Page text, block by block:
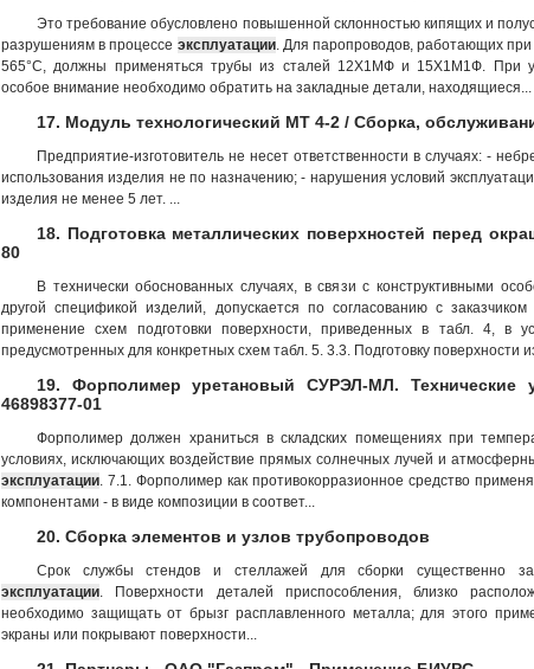
Это требование обусловлено повышенной склонностью кипящих и
разрушениям в процессе эксплуатации. Для паропроводов, работающих
565°С, должны применяться трубы из сталей 12X1МФ и 15Х1М1Ф. При
особое внимание необходимо обратить на закладные детали, находящиеся...
17. Модуль технологический МТ 4-2 / Сборка,
Предприятие-изготовитель не несет ответственности в случаях: -
использования изделия не по назначению; - нарушения условий
изделия не менее 5 лет. ...
18. Подготовка металлических поверхностей перед
80
В технически обоснованных случаях, в связи с конструктивными
другой спецификой изделий, допускается по согласованию с
применение схем подготовки поверхности, приведенных в табл. 4, в
предусмотренных для конкретных схем табл. 5. 3.3. Подготовку поверхности
19. Форполимер уретановый СУРЭЛ-МЛ. Технические
46898377-01
Форполимер должен храниться в складских помещениях при
условиях, исключающих воздействие прямых солнечных лучей и
эксплуатации. 7.1. Форполимер как противокорразионное средство
компонентами - в виде композиции в соответ...
20. Сборка элементов и узлов трубопроводов
Срок службы стендов и стеллажей для сборки существенно
эксплуатации. Поверхности деталей приспособления, близко
необходимо защищать от брызг расплавленного металла; для этого
экраны или покрывают поверхности...